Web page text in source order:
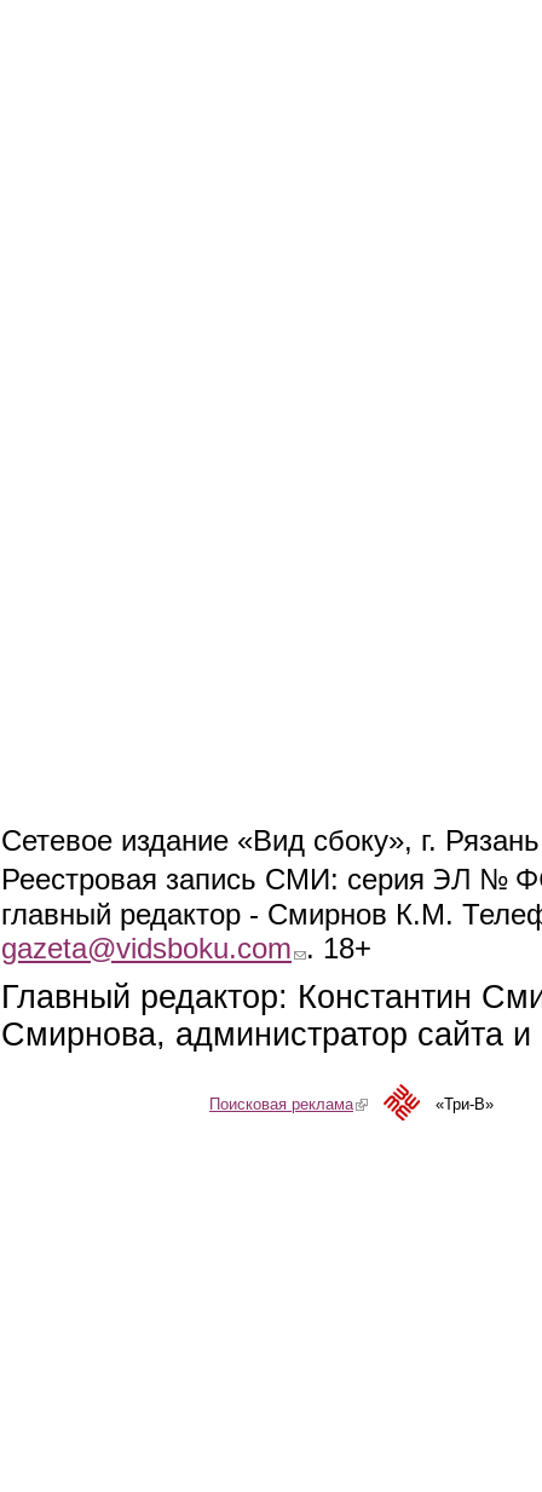
Сетевое издание «Вид сбоку», г.
Реестровая запись СМИ: серия ЭЛ №
главный редактор - Смирнов К.М.
gazeta@vidsboku.com (link sends e-mail)
. 18+
Главный редактор: Константин
Смирнова, администратор сайта
Поисковая реклама(link is external)«Три-В»